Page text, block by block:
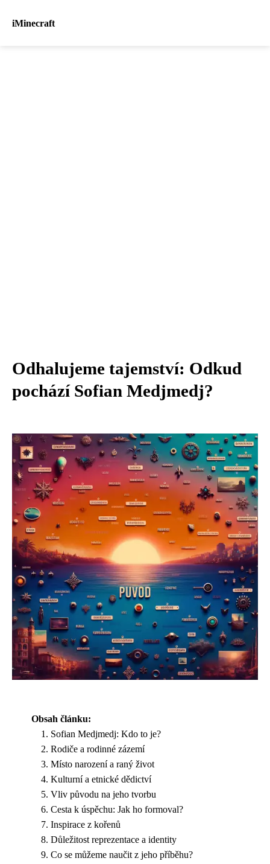
iMinecraft
Odhalujeme tajemství: Odkud
pochází Sofian Medjmedj?
Obsah článku:
Sofian Medjmedj: Kdo to je?
Rodiče a rodinné zázemí
Místo narození a raný život
Kulturní a etnické dědictví
Vliv původu na jeho tvorbu
Cesta k úspěchu: Jak ho formoval?
Inspirace z kořenů
Důležitost reprezentace a identity
Co se můžeme naučit z jeho příběhu?